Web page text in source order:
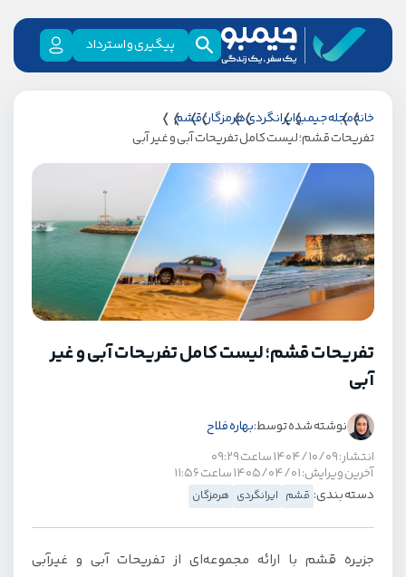
پیگیری و استرداد
خانهمجله جیمبوایرانگردیهرمزگانقشم
تفریحات قشم؛ لیست کامل تفریحات آبی و غیر آبی
تفریحات قشم؛ لیست کامل تفریحات آبی و غیر
آبی
نوشته شده توسط:بهاره فلاح
انتشار: ۱۴۰۴/۱۰/۰۹ ساعت ۰۹:۲۹
آخرین ویرایش: ۱۴۰۵/۰۴/۰۱ ساعت ۱۱:۵۶
دسته بندی: قشم ایرانگردی هرمزگان
جزیره قشم با ارائه مجموعه‌ای از تفریحات آبی و غیرآبی